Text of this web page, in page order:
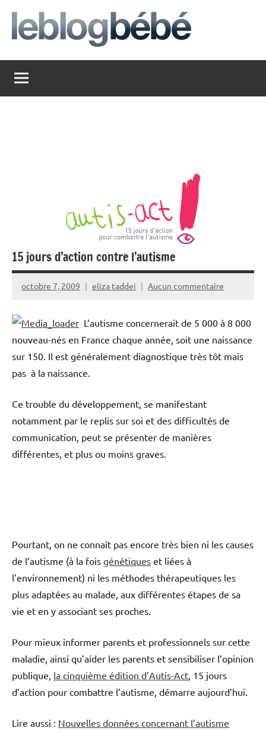
contenu
leblogbebe
The
Social
15 jours d’action contre l’autisme
octobre 7, 2009 eliza taddei Aucun commentaire
L’autisme concernerait de 5 000 à 8 000
nouveau-nés en France chaque année, soit une naissance
sur 150. Il est généralement diagnostique très tôt mais
pas à la naissance.
Ce trouble du développement, se manifestant
notamment par le replis sur soi et des difficultés de
communication, peut se présenter de manières
différentes, et plus ou moins graves.
Pourtant, on ne connaît pas encore très bien ni les causes
de l’autisme (à la fois génétiques et liées à
l’environnement) ni les méthodes thérapeutiques les
plus adaptées au malade, aux différentes étapes de sa
vie et en y associant ses proches.
Pour mieux informer parents et professionnels sur cette
maladie, ainsi qu’aider les parents et sensibiliser l’opinion
publique, la cinquième édition d’Autis-Act , 15 jours
d’action pour combattre l’autisme, démarre aujourd’hui.
Lire aussi : Nouvelles données concernant l’autisme